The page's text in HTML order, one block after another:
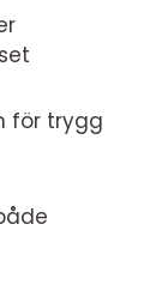
för trygg